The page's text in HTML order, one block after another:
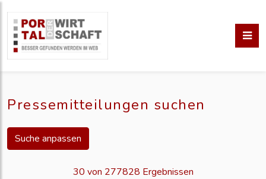
Pressemitteilungen suchen
Suche anpassen
30 von 277828 Ergebnissen